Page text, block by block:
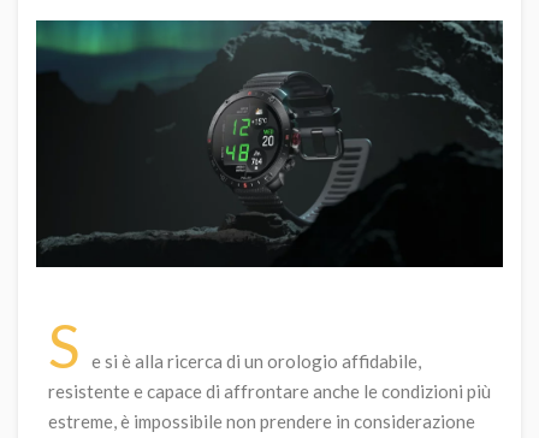
S
e si è alla ricerca di un orologio affidabile,
resistente e capace di affrontare anche le condizioni più
estreme, è impossibile non prendere in considerazione